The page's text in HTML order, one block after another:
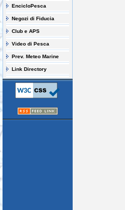
EncicloPesca
Negozi di Fiducia
Club e APS
Video di Pesca
Prev. Meteo Marine
Link Directory